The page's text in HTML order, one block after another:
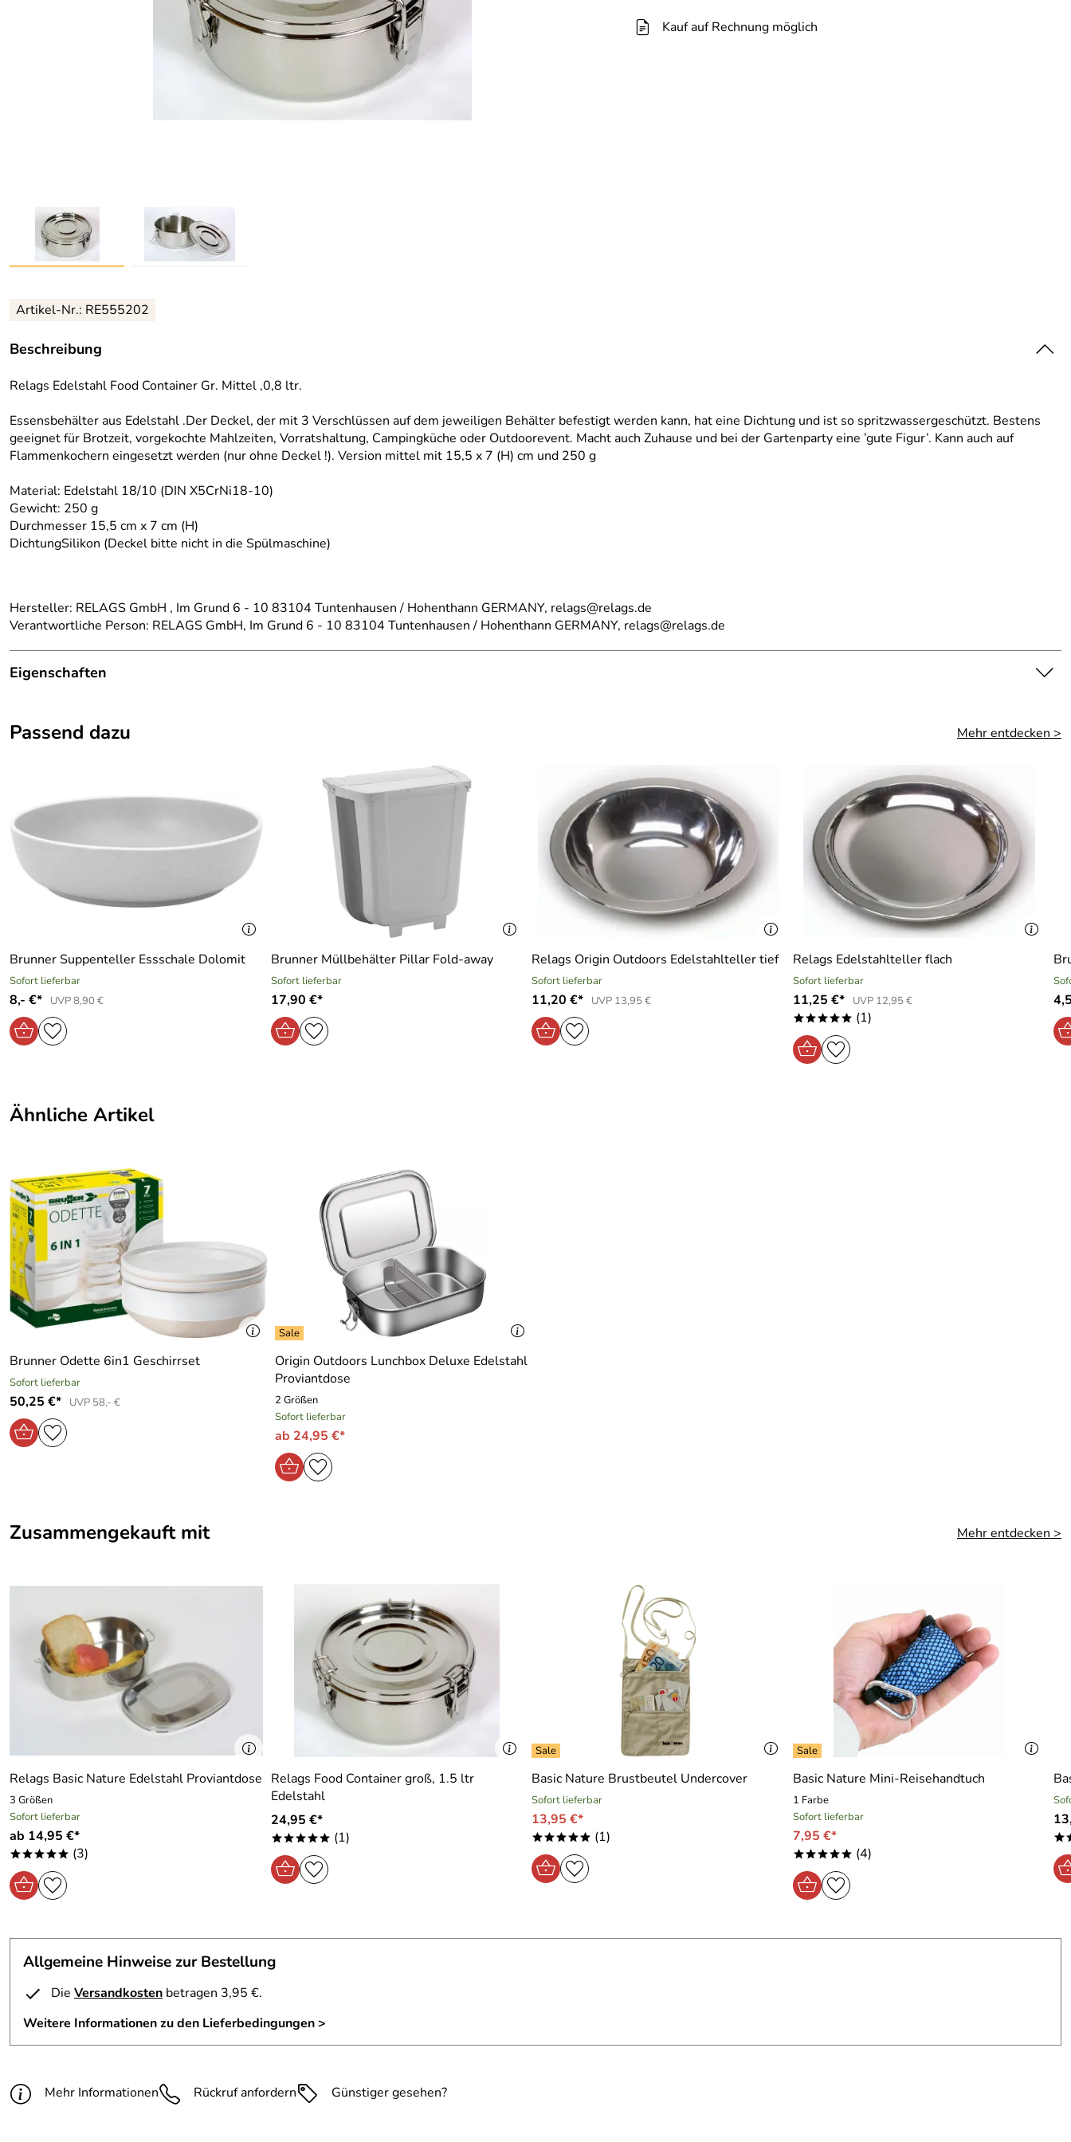
Kauf auf Rechnung möglich
Artikel-Nr.: RE555202
Beschreibung
Relags Edelstahl Food Container Gr. Mittel ,0,8 ltr.
Essensbehälter aus Edelstahl .Der Deckel, der mit 3 Verschlüssen auf dem jeweiligen Behälter befestigt werden kann, hat eine Dichtung und ist so spritzwassergeschützt. Bestens
geeignet für Brotzeit, vorgekochte Mahlzeiten, Vorratshaltung, Campingküche oder Outdoorevent. Macht auch Zuhause und bei der Gartenparty eine ’gute Figur’. Kann auch auf
Flammenkochern eingesetzt werden (nur ohne Deckel !). Version mittel mit 15,5 x 7 (H) cm und 250 g
Material: Edelstahl 18/10 (DIN X5CrNi18-10)
Gewicht: 250 g
Durchmesser 15,5 cm x 7 cm (H)
DichtungSilikon (Deckel bitte nicht in die Spülmaschine)
Hersteller: RELAGS GmbH , Im Grund 6 - 10 83104 Tuntenhausen / Hohenthann GERMANY, relags@relags.de
Verantwortliche Person: RELAGS GmbH, Im Grund 6 - 10 83104 Tuntenhausen / Hohenthann GERMANY, relags@relags.de
Eigenschaften
Artikelname:
Food Container
Kategorie:
Küche, Aufbewahrung, Boxen, Container
Marke:
Basic Nature/Relags
Passend dazu Mehr entdecken >
Brunner Suppenteller Essschale Dolomit
Sofort lieferbar
8,- €* UVP 8,90 €
Brunner Müllbehälter Pillar Fold-away
Sofort lieferbar
17,90 €*
Relags Origin Outdoors Edelstahlteller tief
Sofort lieferbar
11,20 €* UVP 13,95 €
Relags Edelstahlteller flach
Sofort lieferbar
11,25 €* UVP 12,95 €
***** (1)
Ähnliche Artikel
Brunner Odette 6in1 Geschirrset
Sofort lieferbar
50,25 €* UVP 58,- €
Origin Outdoors Lunchbox Deluxe Edelstahl
Proviantdose
2 Größen
Sofort lieferbar
ab 24,95 €*
Zusammengekauft mit Mehr entdecken >
Relags Basic Nature Edelstahl Proviantdose
3 Größen
Sofort lieferbar
ab 14,95 €*
***** (3)
Relags Food Container groß, 1.5 ltr
Edelstahl
24,95 €*
***** (1)
Basic Nature Brustbeutel Undercover
Sofort lieferbar
13,95 €*
***** (1)
Basic Nature Mini-Reisehandtuch
1 Farbe
Sofort lieferbar
7,95 €*
***** (4)
Allgemeine Hinweise zur Bestellung
Die Versandkosten betragen 3,95 €.
Weitere Informationen zu den Lieferbedingungen >
Mehr Informationen Rückruf anfordern Günstiger gesehen?